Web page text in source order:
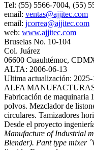
Tel: (55) 5566-7004, (55)
email: ventas@ajjitec.com
email: jcorrea@ajjitec.com
web: www.ajjitec.com
Bruselas No. 10-104
Col. Juárez
06600 Cuauhtémoc,
ALTA: 2006-06-13
Ultima actualización: 2025-
ALFA
Fabricación de maquinaria
polvos. Mezclador de
circulares. Tamizadores
Desde el proyecto
Manufacture of Industrial
Blender). Pant type mixer